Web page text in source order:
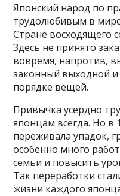
Японский народ по
трудолюбивым в
Стране восходящего
Здесь не принято
вовремя, напротив,
законный выходной
порядке вещей.
Привычка усердно
японцам всегда. Но в
переживала упадок,
особенно много
семьи и повысить
Так переработки
жизни каждого